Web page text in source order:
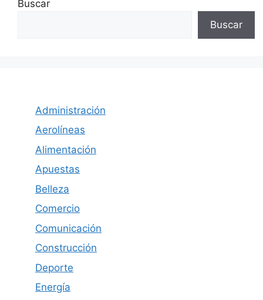
Buscar
Buscar
Administración
Aerolíneas
Alimentación
Apuestas
Belleza
Comercio
Comunicación
Construcción
Deporte
Energía